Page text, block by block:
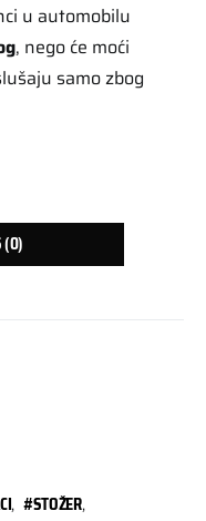
, #STOŽER,
u automobilu
, nego će moći
samo zbog
(0)